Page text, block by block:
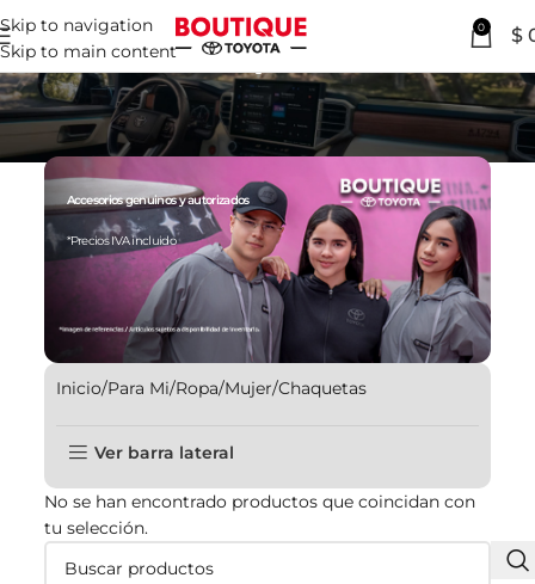
Skip to navigation
Skip to main content
0 $
Chaquetas
Accesorios genuinos y autorizados
*Precios IVA incluido
Inicio Para Mi Ropa Mujer Chaquetas
Ver barra lateral
No se han encontrado productos que coincidan con
tu selección.